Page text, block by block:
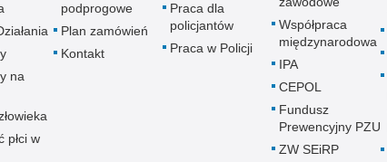
na
płci w
podprogowe
Plan zamówień
Kontakt
Praca dla
policjantów
Praca w Policji
Współpraca
międzynarodowa
IPA
CEPOL
Fundusz
Prewencyjny PZU
ZW SEiRP